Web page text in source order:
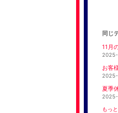
同じ
11月
2025-
お客
夏季
もっ